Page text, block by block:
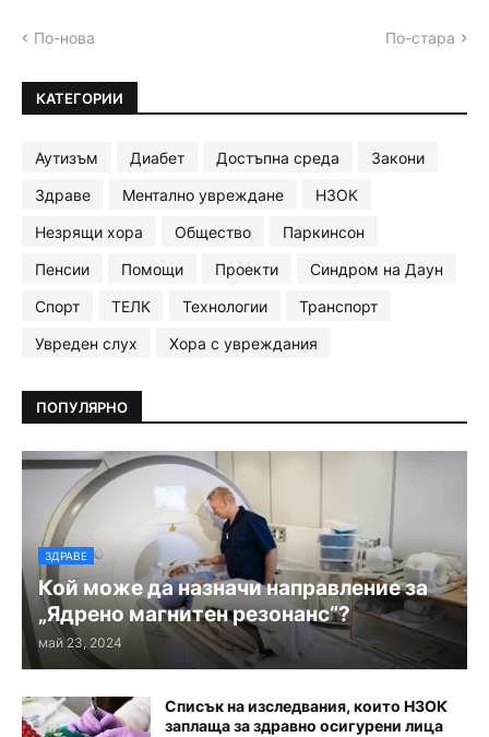
По-нова По-стара
КАТЕГОРИИ
Аутизъм Диабет Достъпна среда
Закони
Здраве
Ментално увреждане
НЗОК
Незрящи хора
Общество
Паркинсон
Пенсии
Помощи Проекти
Синдром на Даун
Спорт
ТЕЛК Технологии
Транспорт
Увреден слух
Хора с увреждания
ПОПУЛЯРНО
ЗДРАВЕ
Кой може да назначи направление за
„Ядрено магнитен резонанс“?
май 23, 2024
Списък на изследвания, които НЗОК
заплаща за здравно осигурени лица